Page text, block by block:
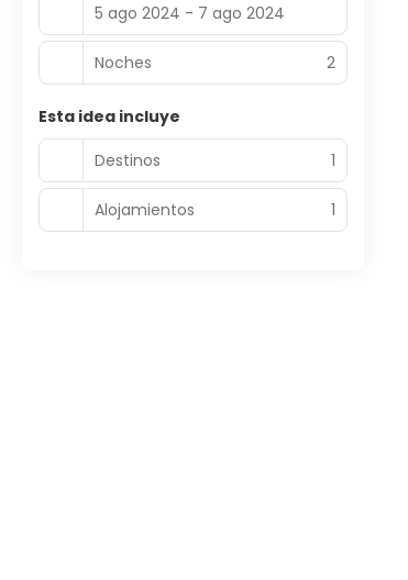
5 ago 2024 - 7 ago 2024
Noches 2
Esta idea incluye
Destinos
1
Alojamientos 1